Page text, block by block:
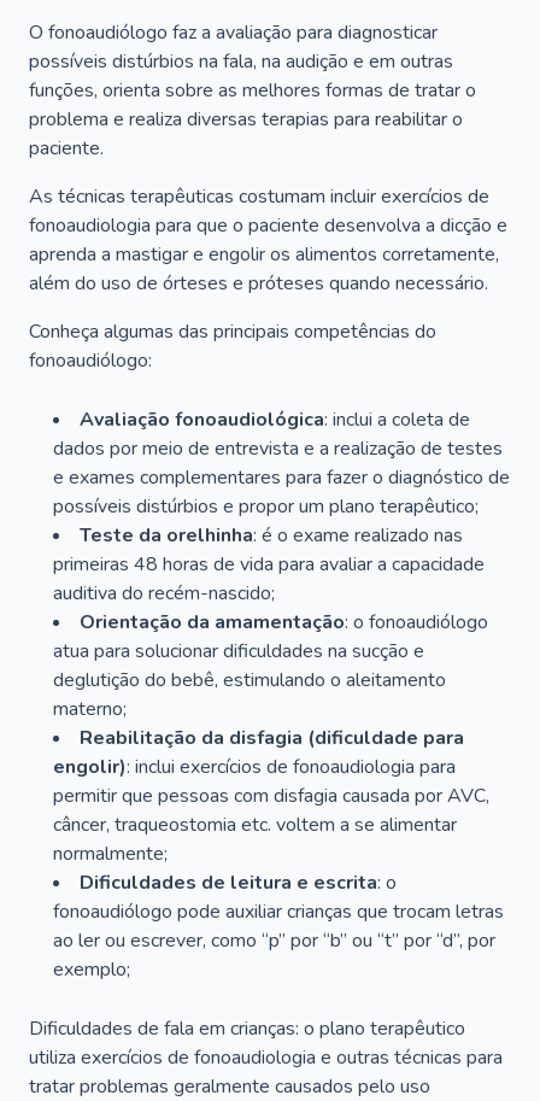
O fonoaudiólogo faz a avaliação para diagnosticar
possíveis distúrbios na fala, na audição e em outras
funções, orienta sobre as melhores formas de tratar o
problema e realiza diversas terapias para reabilitar o
paciente.
As técnicas terapêuticas costumam incluir exercícios de
fonoaudiologia para que o paciente desenvolva a dicção e
aprenda a mastigar e engolir os alimentos corretamente,
além do uso de órteses e próteses quando necessário.
Conheça algumas das principais competências do
fonoaudiólogo:
Avaliação fonoaudiológica: inclui a coleta de
dados por meio de entrevista e a realização de testes
e exames complementares para fazer o diagnóstico de
possíveis distúrbios e propor um plano terapêutico;
Teste da orelhinha: é o exame realizado nas
primeiras 48 horas de vida para avaliar a capacidade
auditiva do recém-nascido;
Orientação da amamentação: o fonoaudiólogo
atua para solucionar dificuldades na sucção e
deglutição do bebê, estimulando o aleitamento
materno;
Reabilitação da disfagia (dificuldade para
engolir): inclui exercícios de fonoaudiologia para
permitir que pessoas com disfagia causada por AVC,
câncer, traqueostomia etc. voltem a se alimentar
normalmente;
Dificuldades de leitura e escrita: o
fonoaudiólogo pode auxiliar crianças que trocam letras
ao ler ou escrever, como “p” por “b” ou “t” por “d”, por
exemplo;
Dificuldades de fala em crianças: o plano terapêutico
utiliza exercícios de fonoaudiologia e outras técnicas para
tratar problemas geralmente causados pelo uso